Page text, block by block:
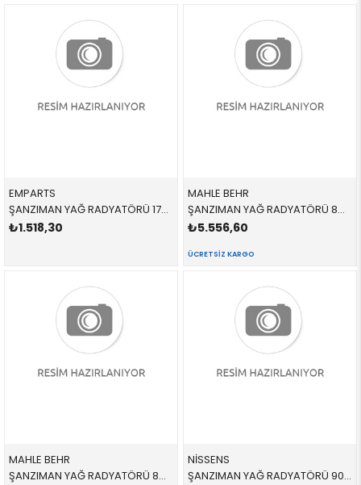
EMPARTS
ŞANZIMAN YAĞ RADYATÖRÜ 17227505826 17227505826 17227505826 E46,E83,E85 1.6,1.8,2.0İ,2.2,2.5,3.0 1998-2003
₺1.518,30
MAHLE BEHR
ŞANZIMAN YAĞ RADYATÖRÜ 8MO376759394,CLC126000S 17217551647 17217551647 E81,E87,E88,E82,E90,E91,E84,E93,E89 2.3İ,2.5İ,3.0İ,N52,N53 2004-2012
₺5.556,60
ÜCRETSIZ KARGO
MAHLE BEHR
ŞANZIMAN YAĞ RADYATÖRÜ 8MO376759384,CLC125000S 17217593856 17217593856 F25,F26 2.0İ,2.8İ,3.5İ,4.0İ 2012-
NİSSENS
ŞANZIMAN YAĞ RADYATÖRÜ 90678 17207500754 17207500754 X5,E53 M54,M62,M57,M57N 2001-2008